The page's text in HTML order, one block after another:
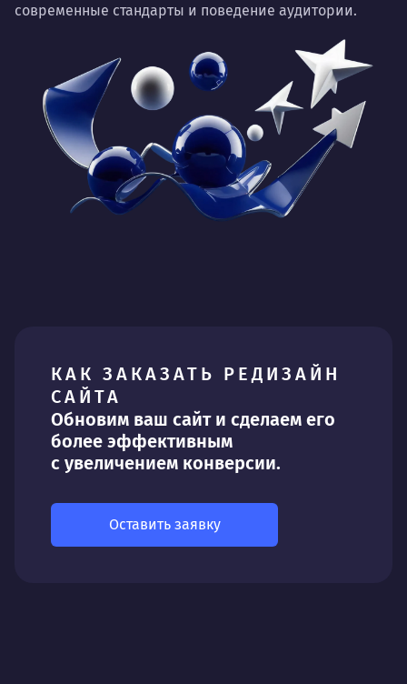
современные стандарты и поведение аудитории.
КАК ЗАКАЗАТЬ РЕДИЗАЙН
САЙТА
Обновим ваш сайт и сделаем его
более эффективным
с увеличением конверсии.
Оставить заявку